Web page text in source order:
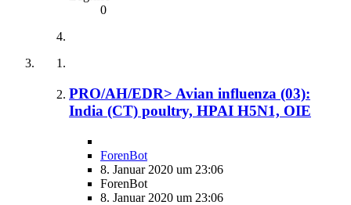
0
PRO/AH/EDR> Avian influenza (03):
India (CT) poultry, HPAI H5N1, OIE
ForenBot
8. Januar 2020 um 23:06
ForenBot
8. Januar 2020 um 23:06